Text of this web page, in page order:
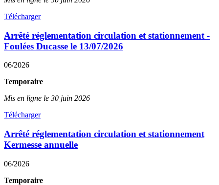
Télécharger
Arrêté réglementation circulation et stationnement -
Foulées Ducasse le 13/07/2026
06/2026
Temporaire
Mis en ligne le 30 juin 2026
Télécharger
Arrêté réglementation circulation et stationnement
Kermesse annuelle
06/2026
Temporaire